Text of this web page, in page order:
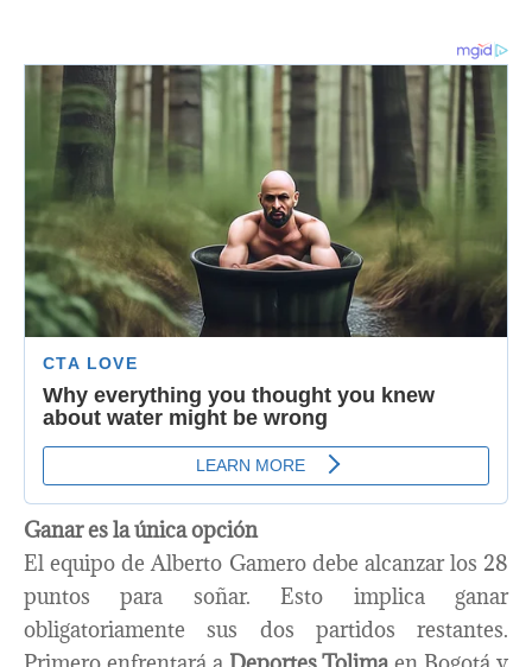
Ganar es la única opción
El equipo de Alberto Gamero debe alcanzar los 28
puntos para soñar. Esto implica ganar
obligatoriamente sus dos partidos restantes.